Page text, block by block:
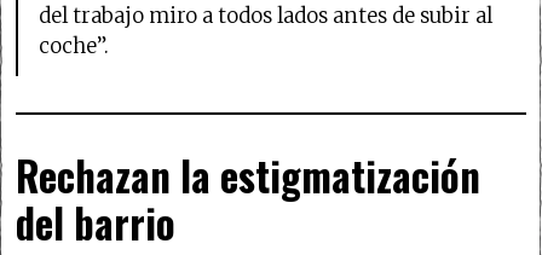
del trabajo miro a todos lados antes de subir al
coche”.
Rechazan la estigmatización
del barrio